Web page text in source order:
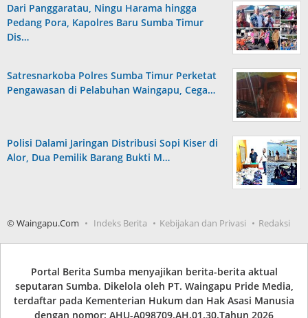
Dari Panggaratau, Ningu Harama hingga
Pedang Pora, Kapolres Baru Sumba Timur
Dis…
Satresnarkoba Polres Sumba Timur Perketat
Pengawasan di Pelabuhan Waingapu, Cega…
Polisi Dalami Jaringan Distribusi Sopi Kiser di
Alor, Dua Pemilik Barang Bukti M…
© Waingapu.Com Indeks Berita Kebijakan dan Privasi Redaksi
Portal Berita Sumba menyajikan berita-berita aktual
seputaran Sumba. Dikelola oleh PT. Waingapu Pride Media,
terdaftar pada Kementerian Hukum dan Hak Asasi Manusia
dengan nomor: AHU-A098709.AH.01.30.Tahun 2026